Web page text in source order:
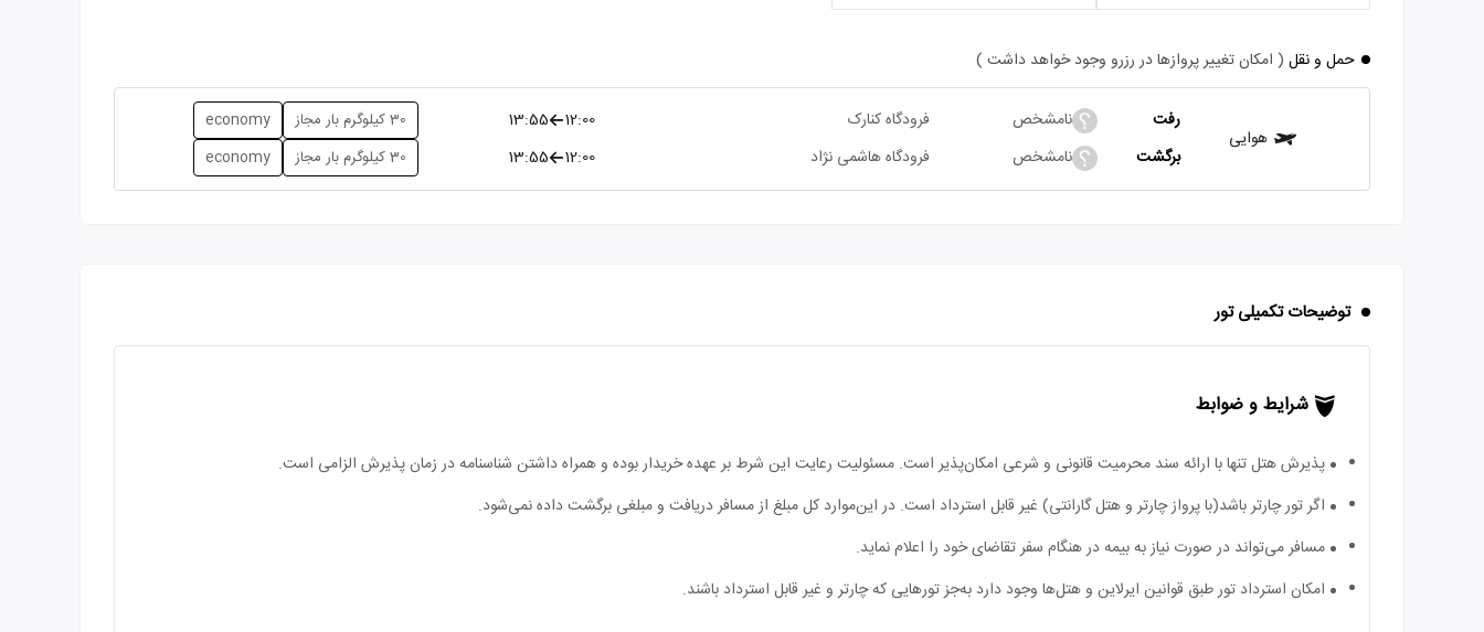
حمل و نقل ( امکان تغییر پروازها در رزرو وجود خواهد داشت )
هوایی
رفت نامشخص فرودگاه کنارک 12:00
13:55 30 کیلوگرم بار مجاز economy
برگشت نامشخص فرودگاه هاشمی نژاد 12:00
13:55 30 کیلوگرم بار مجاز economy
توضیحات تکمیلی تور
شرایط و ضوابط
پذیرش هتل تنها با ارائه سند محرمیت قانونی و شرعی امکان‌پذیر است. مسئولیت رعایت این شرط بر عهده خریدار بوده و همراه داشتن شناسنامه در زمان پذیرش الزامی است.
اگر تور چارتر باشد(با پرواز چارتر و هتل گارانتی) غیر قابل استرداد است. در این‌موارد کل مبلغ از مسافر دریافت و مبلغی برگشت داده نمی‌شود.
مسافر می‌تواند در صورت نیاز به بیمه در هنگام سفر تقاضای خود را اعلام نماید.
امکان استرداد تور طبق قوانین ایرلاین و هتل‌ها وجود دارد به‌جز تورهایی که چارتر و غیر قابل استرداد باشند.